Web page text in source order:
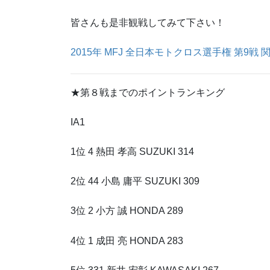
皆さんも是非観戦してみて下さい！
2015年 MFJ 全日本モトクロス選手権 第9戦
★第８戦までのポイントランキング
IA1
1位 4 熱田 孝高 SUZUKI 314
2位 44 小島 庸平 SUZUKI 309
3位 2 小方 誠 HONDA 289
4位 1 成田 亮 HONDA 283